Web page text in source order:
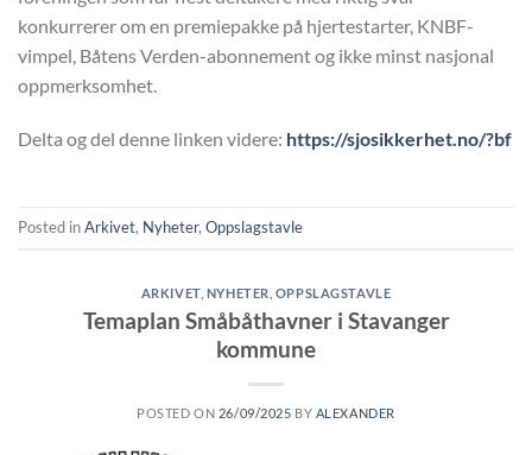
konkurrerer om en premiepakke på hjertestarter, KNBF-
vimpel, Båtens Verden-abonnement og ikke minst nasjonal
oppmerksomhet.
Delta og del denne linken videre: https://sjosikkerhet.no/?bf
Posted inArkivet, Nyheter, Oppslagstavle
ARKIVET, NYHETER OPPSLAGSTAVLE
Temaplan Småbåthavner i Stavanger
kommune
POSTED ON 26/09/2025 BY ALEXANDER